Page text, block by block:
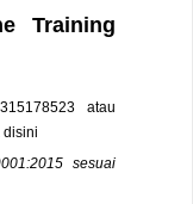
Training
atau
disini
sesuai